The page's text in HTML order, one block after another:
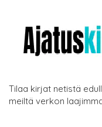
Tilaa kirjat netistä
meiltä verkon